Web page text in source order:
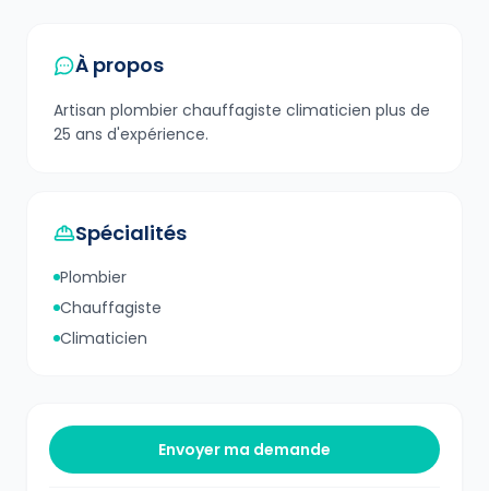
À propos
Artisan plombier chauffagiste climaticien plus de
25 ans d'expérience.
Spécialités
Plombier
Chauffagiste
Climaticien
Envoyer ma demande